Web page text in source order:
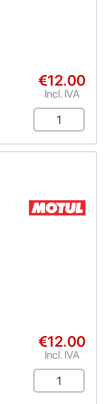
€12.00
Incl. IVA
€12.00
Incl. IVA